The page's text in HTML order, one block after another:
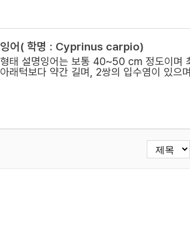
잉어( 학명 : Cyprinus carpio)
형태 설명잉어는 보통 40~50 cm 정도이며
아래턱보다 약간 길며, 2쌍의 입수염이 있으